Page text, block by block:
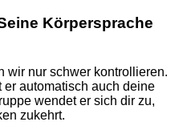
Körpersprache
wir nur schwer kontrollieren.
automatisch auch deine
wendet er sich dir zu,
zukehrt.